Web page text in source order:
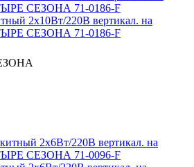
2х10Вт/220В вертикал. на
СЕЗОНА 71-0186-F